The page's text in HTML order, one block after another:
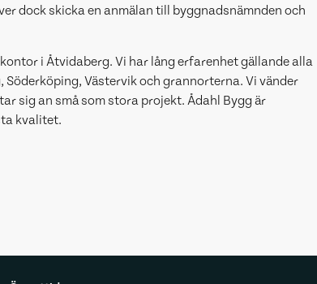
dock skicka en anmälan till byggnadsnämnden och
i Åtvidaberg. Vi har lång erfarenhet gällande alla
Västervik och grannorterna. Vi vänder
sig an små som stora projekt. Ådahl Bygg är
kvalitet.